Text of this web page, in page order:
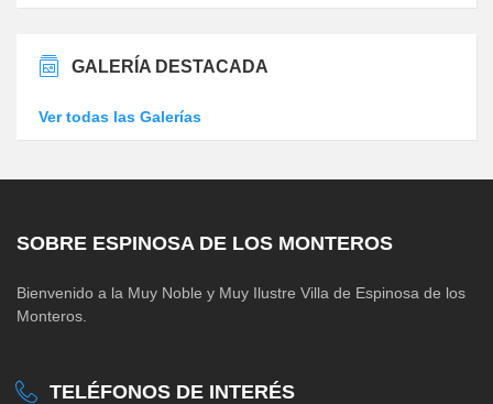
GALERÍA DESTACADA
Ver todas las Galerías
SOBRE ESPINOSA DE LOS MONTEROS
Bienvenido a la Muy Noble y Muy Ilustre Villa de Espinosa de los
Monteros.
TELÉFONOS DE INTERÉS